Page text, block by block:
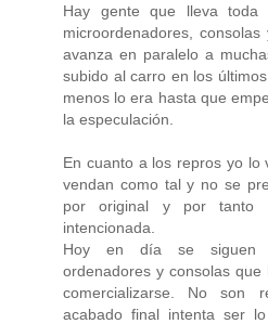
Hay gente que lleva toda
microordenadores,
avanza en paralelo a
subido al carro en los
menos lo era hasta que
la especulación.
En cuanto a los repros yo lo
vendan como tal y no se
por original y por tanto
intencionada.
Hoy en día se siguen
ordenadores y consolas
comercializarse. No son
acabado final intenta ser